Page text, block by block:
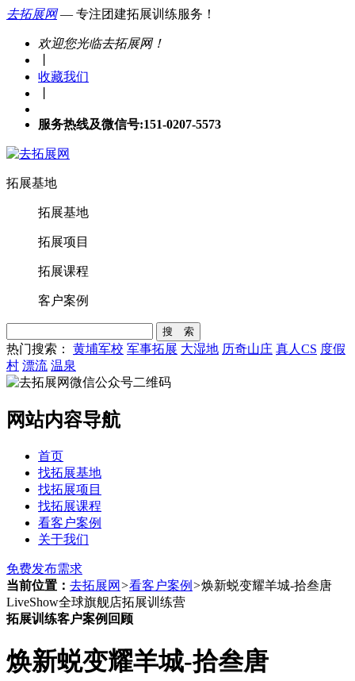
去拓展网— 专注团建拓展训练服务！
欢迎您光临去拓展网！
收藏我们
服务热线及微信号:151-0207-5573
拓展基地
拓展基地
拓展项目
拓展课程
客户案例
搜 索
热门搜索： 黄埔军校 军事拓展 大湿地 历奇山庄 真人CS 度假
村 漂流 温泉
网站内容导航
首页
找拓展基地
找拓展项目
找拓展课程
看客户案例
关于我们
免费发布需求
当前位置： 去拓展网 >看客户案例 >焕新蜕变耀羊城-拾叁唐
LiveShow全球旗舰店拓展训练营
拓展训练客户案例回顾
焕新蜕变耀羊城-拾叁唐